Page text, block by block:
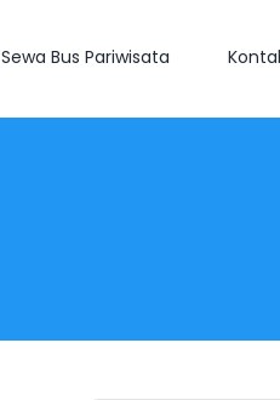
Sewa Bus Pariwisata